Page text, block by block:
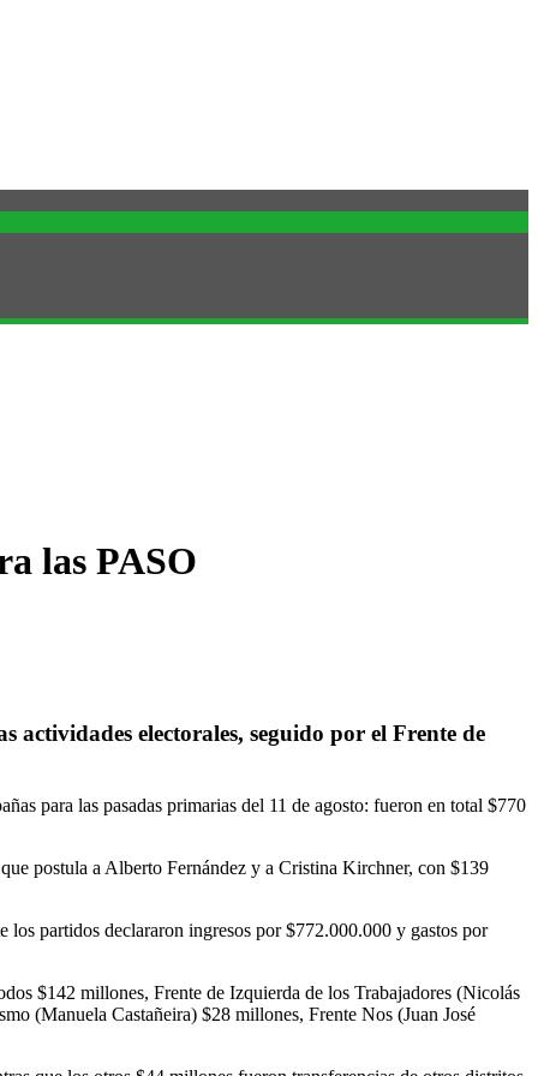
las PASO
electorales, seguido por el Frente de
para las pasadas primarias del 11 de agosto: fueron en total $770
postula a Alberto Fernández y a Cristina Kirchner, con $139
partidos declararon ingresos por $772.000.000 y gastos por
$142 millones, Frente de Izquierda de los Trabajadores (Nicolás
(Manuela Castañeira) $28 millones, Frente Nos (Juan José